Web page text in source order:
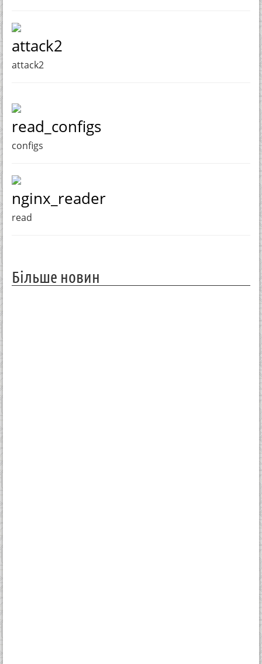
attack2
attack2
read_configs
configs
nginx_reader
read
Більше новин